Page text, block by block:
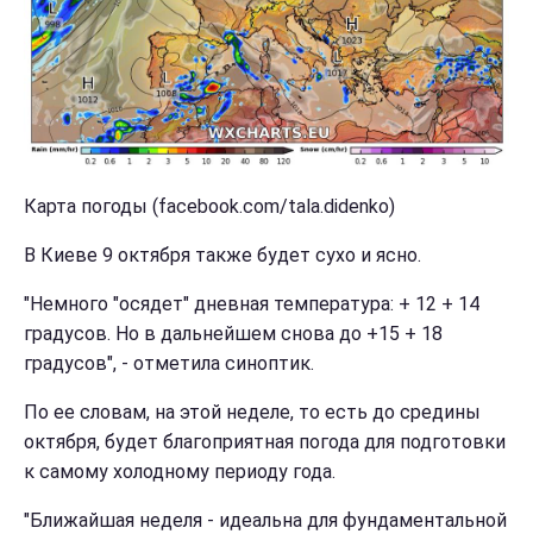
Карта погоды (facebook.com/tala.didenko)
В Киеве 9 октября также будет сухо и ясно.
"Немного "осядет" дневная температура: + 12 + 14
градусов. Но в дальнейшем снова до +15 + 18
градусов", - отметила синоптик.
По ее словам, на этой неделе, то есть до средины
октября, будет благоприятная погода для подготовки
к самому холодному периоду года.
"Ближайшая неделя - идеальна для фундаментальной